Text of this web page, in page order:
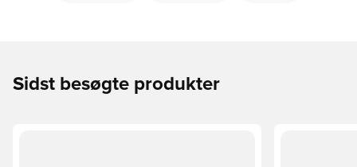
Sidst besøgte produkter